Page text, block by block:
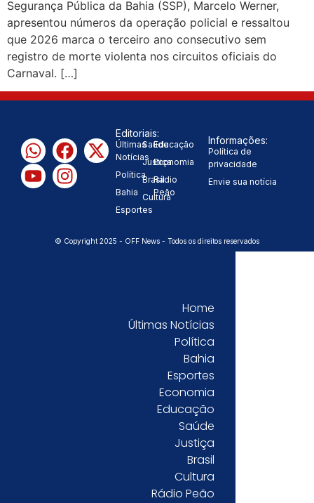
“Tomamos a decisão de
caminhar com Flávio Bolsonaro”, diz
do Bolsa Família: “Precisamos dar
condições para as pessoas
evoluírem”
Segurança Pública da Bahia (SSP), Marcelo Werner,
apresentou números da operação policial e ressaltou
que 2026 marca o terceiro ano consecutivo sem
registro de morte violenta nos circuitos oficiais do
Carnaval. […]
Editoriais:
Últimas
Notícias
Política
Bahia
Esportes
Saúde
Justiça
Brasil
Cultura
Educação
Economia
Rádio
Peão
Informações:
Política de
privacidade
Envie sua notícia
© Copyright 2025 - OFF News - Todos os direitos reservados
Home
Últimas Notícias
Política
Bahia
Esportes
Economia
Educação
Saúde
Justiça
Brasil
Cultura
Rádio Peão